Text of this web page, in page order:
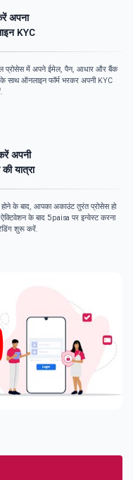
अपना
KYC
प्रोसेस में अपने ईमेल, पैन, आधार और बैंक
के साथ ऑनलाइन फॉर्म भरकर अपनी KYC
अपनी
यात्रा
होने के बाद, आपका अकाउंट तुरंत प्रोसेस हो
ऐक्टिवेशन के बाद 5paisa पर इन्वेस्ट करना
शुरू करें.